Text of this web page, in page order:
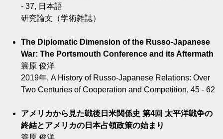
- 37, 日本語
研究論文（学術雑誌）
The Diplomatic Dimension of the Russo-Japanese
War: The Portsmouth Conference and its Aftermath
簑原 俊洋
2019年, A History of Russo-Japanese Relations: Over
Two Centuries of Cooperation and Competition, 45 - 62
アメリカから見た戦後日米関係史 第4回 太平洋戦争の
終結とアメリカの日本占領政策の始まり